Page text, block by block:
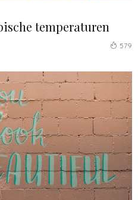
temperaturen
579